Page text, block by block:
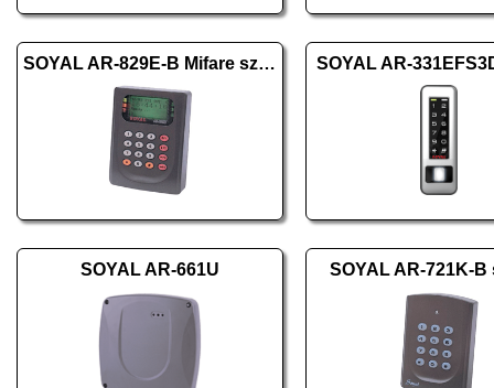
SOYAL AR-829E-B Mifare szürke SOYAL AR-
SOYAL AR-661U SOYAL AR-721K-B